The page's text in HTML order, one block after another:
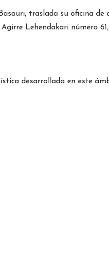
traslada su oficina
Lehendakari número
desarrollada en este